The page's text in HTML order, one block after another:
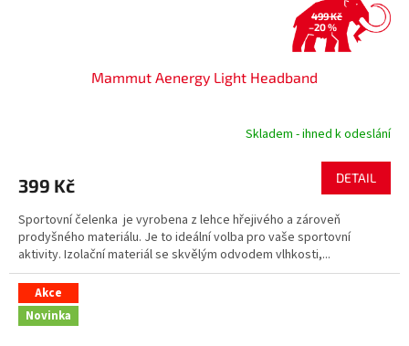
499 Kč
–20 %
Mammut Aenergy Light Headband
Skladem - ihned k odeslání
399 Kč DETAIL
Sportovní čelenka je vyrobena z lehce hřejivého a zároveň
prodyšného materiálu. Je to ideální volba pro vaše sportovní
aktivity. Izolační materiál se skvělým odvodem vlhkosti,...
Akce
Novinka